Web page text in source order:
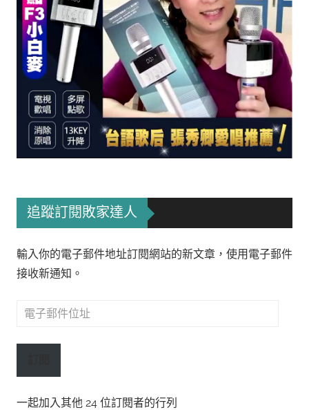
追蹤訂閱敗家達人
輸入你的電子郵件地址訂閱網站的新文章，使用電子郵件
接收新通知。
電
郵
址
一起加入其他 24 位訂閱者的行列